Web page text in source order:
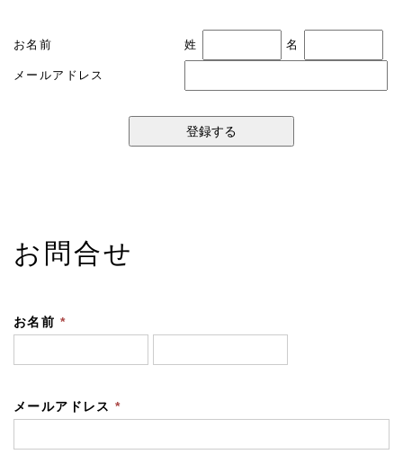
お名前 姓 名
メールアドレス
お問合せ
お名前 *
メールアドレス*